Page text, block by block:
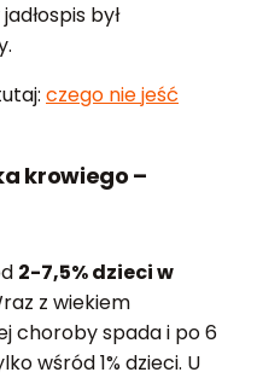
był
czego nie jeść
krowiego –
2-7,5% dzieci w
z wiekiem
choroby spada i po 6
wśród 1% dzieci. U